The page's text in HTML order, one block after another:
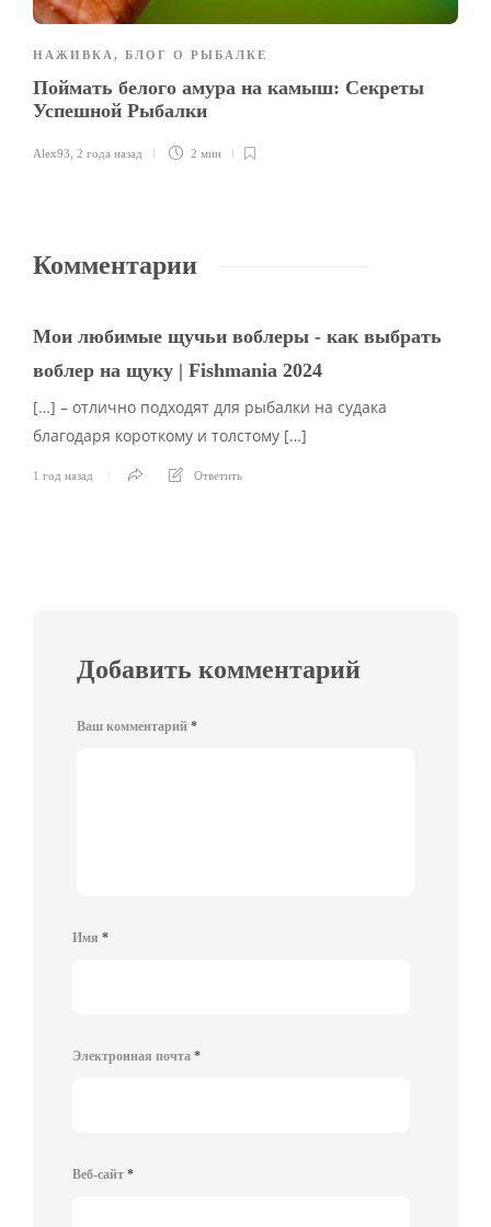
НАЖИВКА, БЛОГ О РЫБАЛКЕ
Поймать белого амура на камыш: Секреты
Успешной Рыбалки
Alex93, 2 года назад 2 мин
Комментарии
Мои любимые щучьи воблеры - как выбрать
воблер на щуку | Fishmania 2024
[…] – отлично подходят для рыбалки на судака
благодаря короткому и толстому […]
1 год назад Ответить
Добавить комментарий
Ваш комментарий *
Имя *
Электронная почта *
Веб-сайт *